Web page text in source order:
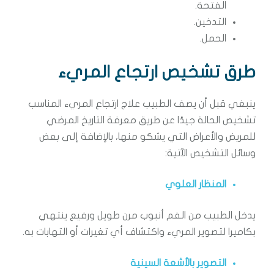
الفتحة.
التدخين.
الحمل.
طرق تشخيص ارتجاع المريء
ينبغي قبل أن يصف الطبيب علاج ارتجاع المريء المناسب
تشخيص الحالة جيدًا عن طريق معرفة التاريخ المرضي
للمريض والأعراض التي يشكو منها، بالإضافة إلى بعض
وسائل التشخيص الآتية:
المنظار العلوي
يدخل الطبيب من الفم أنبوب مرن طويل ورفيع ينتهي
بكاميرا لتصوير المريء واكتشاف أي تغيرات أو التهابات به.
التصوير بالأشعة السينية